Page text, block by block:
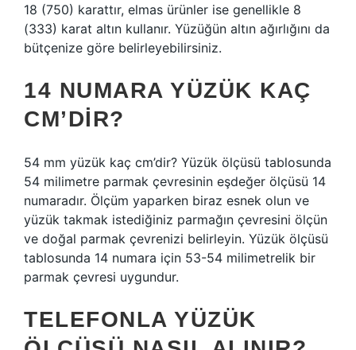
18 (750) karattır, elmas ürünler ise genellikle 8
(333) karat altın kullanır. Yüzüğün altın ağırlığını da
bütçenize göre belirleyebilirsiniz.
14 NUMARA YÜZÜK KAÇ
CM’DIR?
54 mm yüzük kaç cm’dir? Yüzük ölçüsü tablosunda
54 milimetre parmak çevresinin eşdeğer ölçüsü 14
numaradır. Ölçüm yaparken biraz esnek olun ve
yüzük takmak istediğiniz parmağın çevresini ölçün
ve doğal parmak çevrenizi belirleyin. Yüzük ölçüsü
tablosunda 14 numara için 53-54 milimetrelik bir
parmak çevresi uygundur.
TELEFONLA YÜZÜK